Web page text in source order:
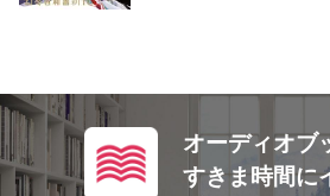
オーディオブ
すきま時間に